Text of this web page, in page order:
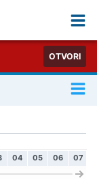
OTVORI
04 05 06 07